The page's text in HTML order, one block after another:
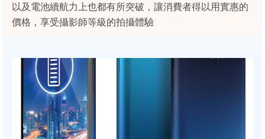
以及電池續航力上也都有所突破，讓消費者得以用實惠的
價格，享受攝影師等級的拍攝體驗